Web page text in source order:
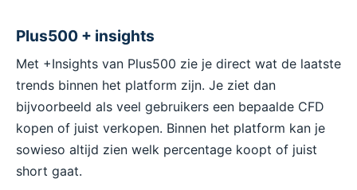
Plus500 + insights
Met +Insights van Plus500 zie je direct wat de laatste
trends binnen het platform zijn. Je ziet dan
bijvoorbeeld als veel gebruikers een bepaalde CFD
kopen of juist verkopen. Binnen het platform kan je
sowieso altijd zien welk percentage koopt of juist
short gaat.